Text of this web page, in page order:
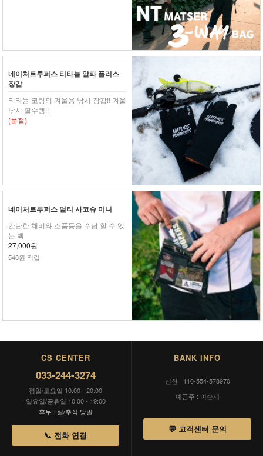
네이처트루퍼스 티타늄 알파 플러스
장갑
티타늄 코팅의 겨울용 낚시 장갑!! 겨울
낚시 필수템!!
(품절)
네이처트루퍼스 멀티 사코슈 미니
간단한 채비와 소품등을 수납 할 수 있
는 백
27,000원
540원 적립
CS CENTER
033-244-3274
평일/토요일 10:00 - 20:00
일요일/공휴일 10:00 - 19:00
휴무 : 설/추석 당일
📞 전화 연결
BANK INFO
신한 110-554-578970
예금주 : 이순재
💬 고객센터 문의